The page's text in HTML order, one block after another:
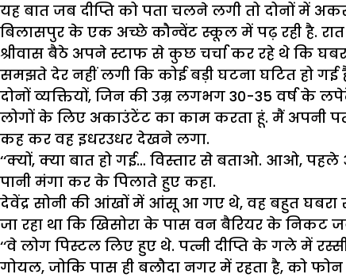
यह बात जब दीप्ति को पता चलने लगी तो दोनों में
बिलासपुर के एक अच्छे कौन्वेंट स्कूल में पढ़ रही है. रात
श्रीवास बैठे अपने स्टाफ से कुछ चर्चा कर रहे थे कि
समझते देर नहीं लगी कि कोई बड़ी घटना घटित हो गई है.
दोनों व्यक्तियों, जिन की उम्र लगभग 30-35 वर्ष के
लोगों के लिए अकाउंटेंट का काम करता हूं. मैं अपनी
कह कर वह इधरउधर देखने लगा.
‘‘क्यों, क्या बात हो गई… विस्तार से बताओ. आओ,
पानी मंगा कर के पिलाते हुए कहा.
देवेंद्र सोनी की आंखों में आंसू आ गए थे, वह बहुत घबरा
जा रहा था कि खिसोरा के पास वन बैरियर के निकट
‘‘वे लोग पिस्टल लिए हुए थे. पत्नी दीप्ति के गले में
गोयल, जोकि पास ही बलौदा नगर में रहता है, को